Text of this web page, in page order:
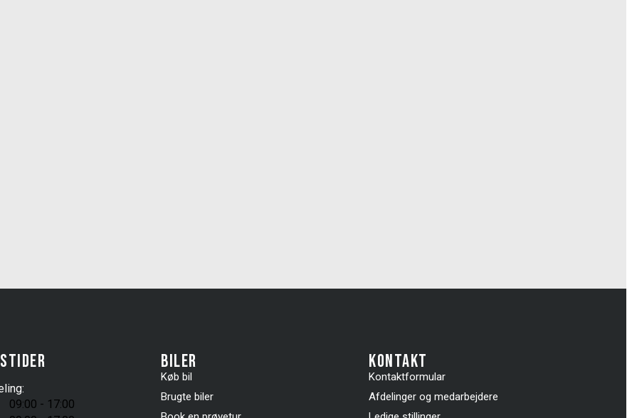
09:00 - 17:00
Biler
Køb bil
Brugte biler
kontakt
Kontaktformular
Afdelinger og medarbejdere